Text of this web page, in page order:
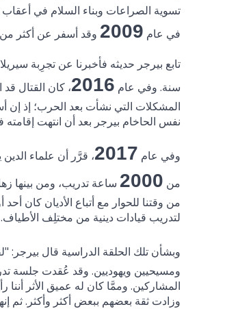
تسوية الصراعات وبناء السلام في أعقاب
في عام 2009 وقد أسفر عن أكثر من
تابع بيرجر حديثه فأخبرنا عن تجرِبة
سنة. وفي عام 2016، كان القتال
المشكلات التي نشأت بعد الحرب؛ إذ إن
نفس الحاخام بيرجر بعد أن انتهت إقامته
وفي عام 2017، قرَّر أن علماء الدين
من 2000 ساعة تدريب، ومن بينها
من وقتنا للحوار مع أتباع الأديان كان
لتدريب قيادات دينية من مختلِف الأطياف.
وبشأن تلك الحلقة الدراسية قال بيرجر:
ومسيحيين ويهوديين. وقد عُقدت جلسة
المشاركين. وممَّا كان له عميق الأثر
وزادت ثقة بعضهم ببعض أكثر وأكثر. ثم